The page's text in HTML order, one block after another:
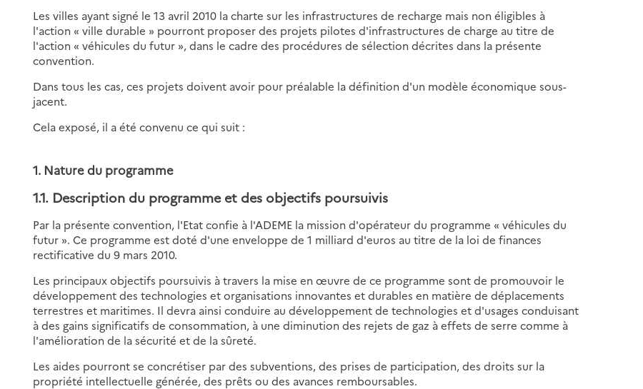
Les villes ayant signé le 13 avril 2010 la charte sur les infrastructures de recharge mais non éligibles à
l'action « ville durable » pourront proposer des projets pilotes d'infrastructures de charge au titre de
l'action « véhicules du futur », dans le cadre des procédures de sélection décrites dans la présente
convention.
Dans tous les cas, ces projets doivent avoir pour préalable la définition d'un modèle économique sous-
jacent.
Cela exposé, il a été convenu ce qui suit :
1. Nature du programme
1.1. Description du programme et des objectifs poursuivis
Par la présente convention, l'Etat confie à l'ADEME la mission d'opérateur du programme « véhicules du
futur ». Ce programme est doté d'une enveloppe de 1 milliard d'euros au titre de la loi de finances
rectificative du 9 mars 2010.
Les principaux objectifs poursuivis à travers la mise en œuvre de ce programme sont de promouvoir le
développement des technologies et organisations innovantes et durables en matière de déplacements
terrestres et maritimes. Il devra ainsi conduire au développement de technologies et d'usages conduisant
à des gains significatifs de consommation, à une diminution des rejets de gaz à effets de serre comme à
l'amélioration de la sécurité et de la sûreté.
Les aides pourront se concrétiser par des subventions, des prises de participation, des droits sur la
propriété intellectuelle générée, des prêts ou des avances remboursables.